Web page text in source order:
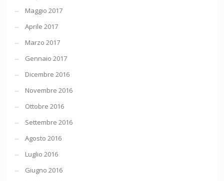
Maggio 2017
Aprile 2017
Marzo 2017
Gennaio 2017
Dicembre 2016
Novembre 2016
Ottobre 2016
Settembre 2016
Agosto 2016
Luglio 2016
Giugno 2016